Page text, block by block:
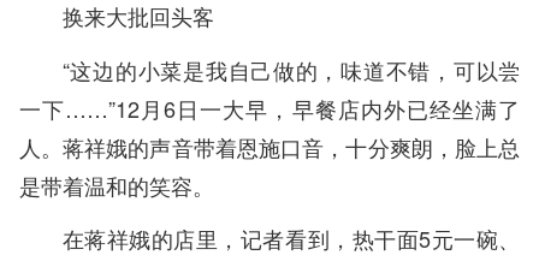
换来大批回头客
“这边的小菜是我自己做的，味道不错，可以尝
一下……”12月6日一大早，早餐店内外已经坐满了
人。蒋祥娥的声音带着恩施口音，十分爽朗，脸上总
是带着温和的笑容。
在蒋祥娥的店里，记者看到，热干面5元一碗、